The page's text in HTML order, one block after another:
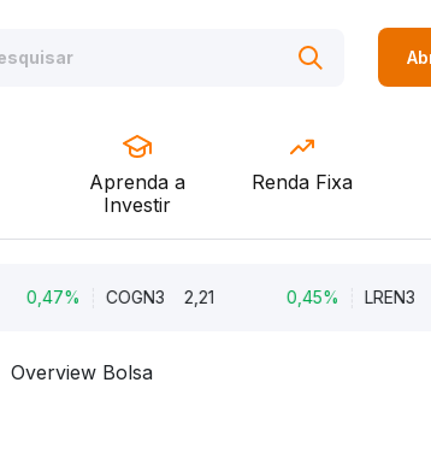
Aprenda a
Investir
Renda Fixa
COGN3 2,21 LREN3 11,80
Overview Bolsa